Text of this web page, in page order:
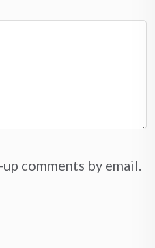
comments by email.